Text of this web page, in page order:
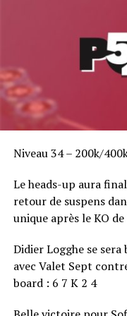
Poker52 sera
Après des updates
compétition pourra
le site de Poker52
Programme :
Jeudi 27 février
Jour 1A de 10h
Jour 1B de 20h
Vendredi 28 février
Jour 1C de 10h
Niveau 34 – 200k/
Le heads-up aura
retour de suspens
unique après le KO
Didier Logghe se
avec Valet Sept
board : 6 7 K 2 4